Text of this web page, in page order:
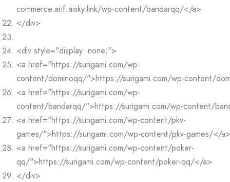
commerce.arif.aisky.link/wp-content/bandarqq/</a>
</div>
<div style="display: none;">
<a href="https://surigami.com/wp-
content/dominoqq/">https://surigami.com/wp-content/
<a href="https://surigami.com/wp-
content/bandarqq/">https://surigami.com/wp-content/
<a href="https://surigami.com/wp-content/pkv-
games/">https://surigami.com/wp-content/pkv-games/</a>
<a href="https://surigami.com/wp-content/poker-
qq/">https://surigami.com/wp-content/poker-qq/</a>
</div>